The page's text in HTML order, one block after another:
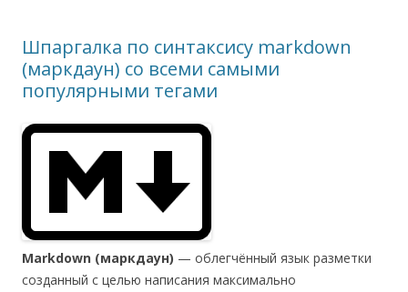
Шпаргалка по синтаксису markdown
(маркдаун) со всеми самыми
популярными тегами
Markdown (маркдаун) — облегчённый язык разметки
созданный с целью написания максимально